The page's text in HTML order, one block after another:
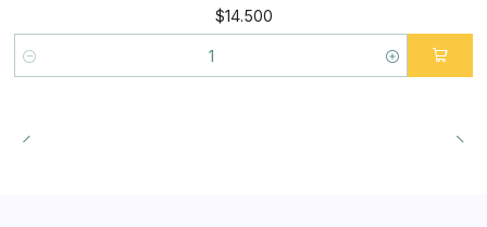
$14.500
Cantidad